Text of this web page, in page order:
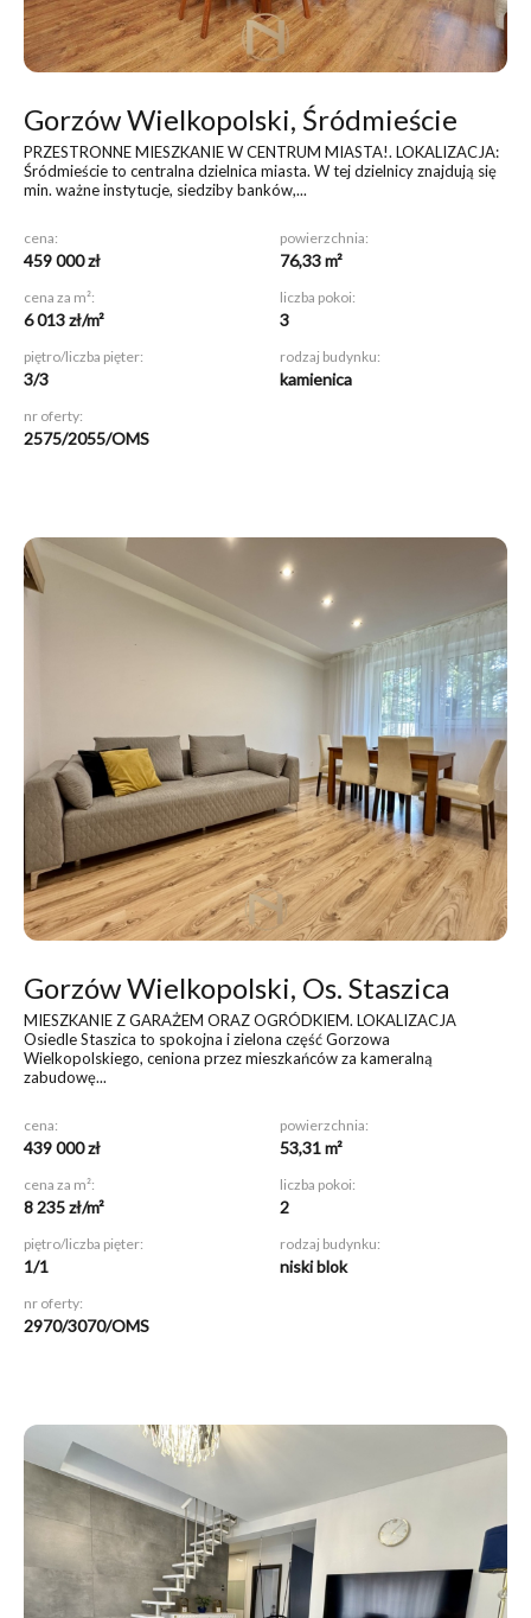
Gorzów Wielkopolski, Śródmieście
PRZESTRONNE MIESZKANIE W CENTRUM MIASTA!. LOKALIZACJA:
Śródmieście to centralna dzielnica miasta. W tej dzielnicy znajdują się
min. ważne instytucje, siedziby banków,...
cena:
459 000 zł
powierzchnia:
76,33 m²
cena za m²:
6 013 zł/m²
liczba pokoi:
3
piętro/liczba pięter:
3/3
rodzaj budynku:
kamienica
nr oferty:
2575/2055/OMS
Gorzów Wielkopolski, Os. Staszica
MIESZKANIE Z GARAŻEM ORAZ OGRÓDKIEM. LOKALIZACJA
Osiedle Staszica to spokojna i zielona część Gorzowa
Wielkopolskiego, ceniona przez mieszkańców za kameralną
zabudowę...
cena:
439 000 zł
powierzchnia:
53,31 m²
cena za m²:
8 235 zł/m²
liczba pokoi:
2
piętro/liczba pięter:
1/1
rodzaj budynku:
niski blok
nr oferty:
2970/3070/OMS